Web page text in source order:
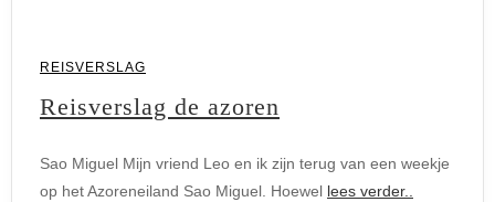
REISVERSLAG
Reisverslag de azoren
Sao Miguel Mijn vriend Leo en ik zijn terug van een weekje
op het Azoreneiland Sao Miguel. Hoewel lees verder..